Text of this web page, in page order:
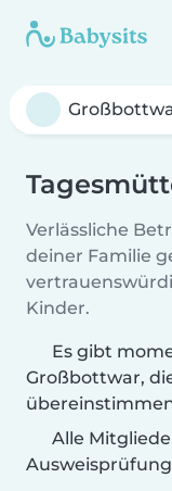
Verlässliche
deiner Familie
Kinder.
Es gibt
Großbottwar,
Alle
Ausweisprüfung